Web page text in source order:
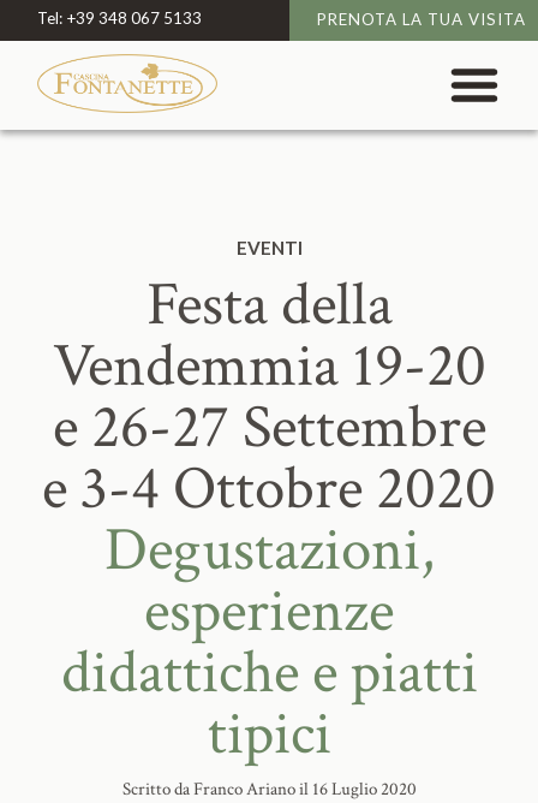
Tel: +39 348 067 5133 PRENOTA LA TUA VISITA
EVENTI
Festa della
Vendemmia 19-20
e 26-27 Settembre
e 3-4 Ottobre 2020
Degustazioni,
esperienze
didattiche e piatti
tipici
Scritto daFranco Arianoil 16 Luglio 2020